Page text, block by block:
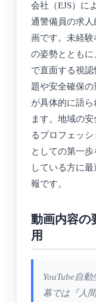
会社（EJS）に
通警備員の求人
画です。未経験
の姿勢とともに
で直面する視認
題や安全確保の
が具体的に語ら
ます。地域の安
るプロフェッシ
としての第一歩
している方に
報です。
動画内容の
用
YouTube自
幕では『人